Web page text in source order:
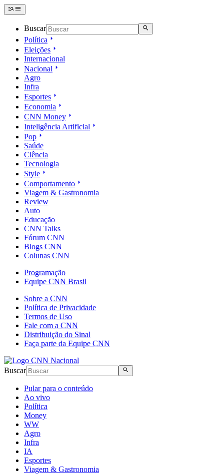
Buscar
Política
Eleições
Internacional
Nacional
Agro
Infra
Esportes
Economia
CNN Money
Inteligência Artificial
Pop
Saúde
Ciência
Tecnologia
Style
Comportamento
Viagem & Gastronomia
Review
Auto
Educação
CNN Talks
Fórum CNN
Blogs CNN
Colunas CNN
Programação
Equipe CNN Brasil
Sobre a CNN
Política de Privacidade
Termos de Uso
Fale com a CNN
Distribuição do Sinal
Faça parte da Equipe CNN
Buscar
Pular para o conteúdo
Ao vivo
Política
Money
WW
Agro
Infra
IA
Esportes
Viagem & Gastronomia